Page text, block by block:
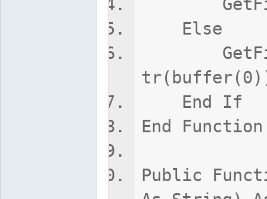
Else
End If
End Function
Public